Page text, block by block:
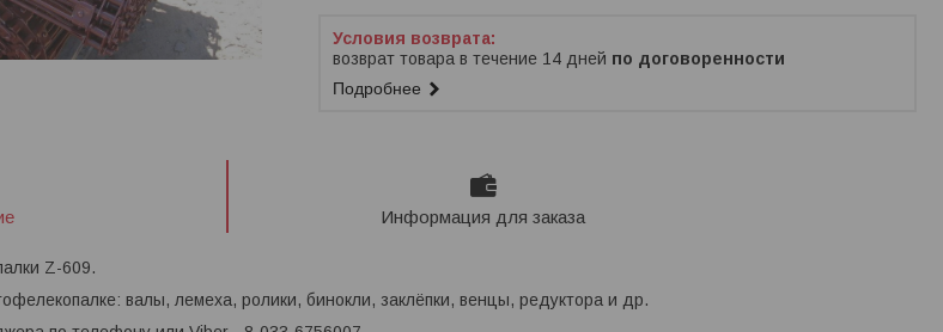
возврат товара в течение 14 дней по договоренности
Подробнее
Информация для заказа
Z-609.
валы, лемеха, ролики, бинокли, заклёпки, венцы, редуктора и др.